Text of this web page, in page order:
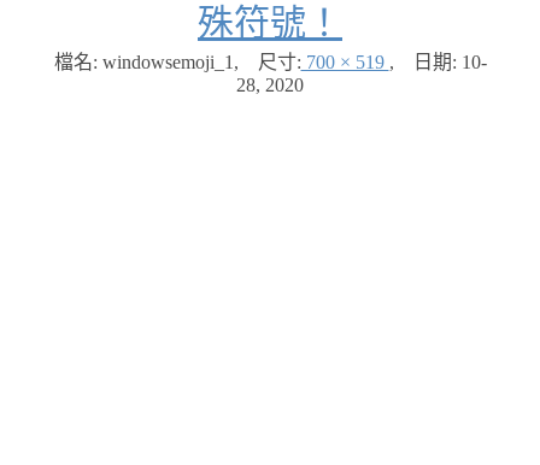
殊符號！
檔名: windowsemoji_1 , 尺寸: 700 × 519 , 日期: 10-
28, 2020